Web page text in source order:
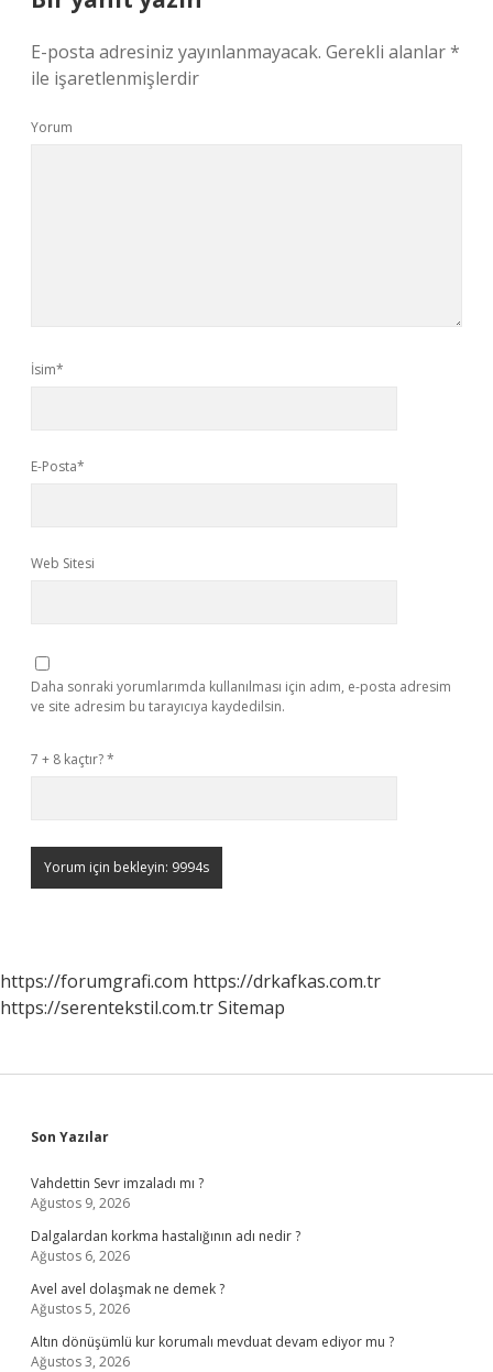
E-posta adresiniz yayınlanmayacak. Gerekli alanlar*
ile işaretlenmişlerdir
Yorum
İsim*
E-Posta*
Web Sitesi
Daha sonraki yorumlarımda kullanılması için adım, e-posta adresim
ve site adresim bu tarayıcıya kaydedilsin.
7 + 8 kaçtır?*
https://forumgrafi.com https://drkafkas.com.tr
https://serentekstil.com.trSitemap
Sidebar
Son Yazılar
Vahdettin Sevr imzaladı mı ?
Ağustos 9, 2026
Dalgalardan korkma hastalığının adı nedir ?
Ağustos 6, 2026
Avel avel dolaşmak ne demek ?
Ağustos 5, 2026
Altın dönüşümlü kur korumalı mevduat devam ediyor mu ?
Ağustos 3, 2026